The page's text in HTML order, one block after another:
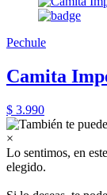
Pechule
Camita
$ 3.990
×
Lo sentimos, en
elegido.